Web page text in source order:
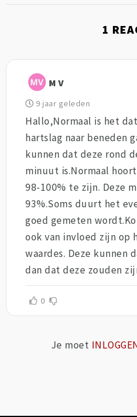
1
M V
9 jaar geleden
Hallo,Normaal is het
hartslag naar beneden
kunnen dat deze rond
minuut is.Normaal
98-100% te zijn. Deze
93%.Soms duurt het
goed gemeten
ook van invloed zijn op
waardes. Deze kunnen
dan dat deze zouden
0
Je moet